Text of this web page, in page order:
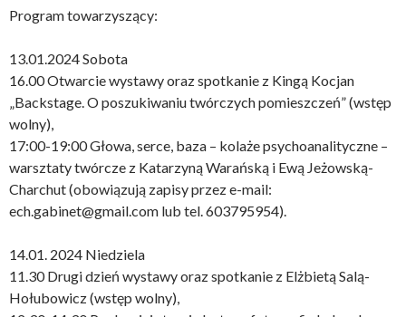
Program towarzyszący:
13.01.2024 Sobota
16.00 Otwarcie wystawy oraz spotkanie z Kingą Kocjan
„Backstage. O poszukiwaniu twórczych pomieszczeń” (wstęp
wolny),
17:00-19:00 Głowa, serce, baza – kolaże psychoanalityczne –
warsztaty twórcze z Katarzyną Warańską i Ewą Jeżowską-
Charchut (obowiązują zapisy przez e-mail:
ech.gabinet@gmail.com lub tel. 603795954).
14.01. 2024 Niedziela
11.30 Drugi dzień wystawy oraz spotkanie z Elżbietą Salą-
Hołubowicz (wstęp wolny),